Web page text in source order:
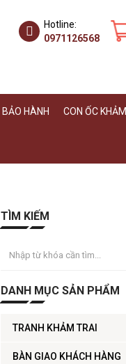
Hotline:
0971126568
BẢO HÀNH CON ỐC KHẢM
TÌM KIẾM
DANH MỤC SẢN PHẨM
TRANH KHẢM TRAI
BÀN GIAO KHÁCH HÀNG